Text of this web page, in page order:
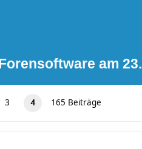
am
3 4 165 Beiträge